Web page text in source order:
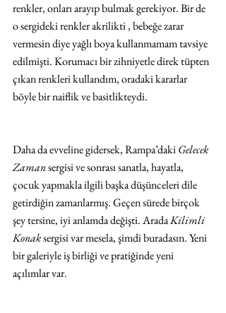
renkler, onları arayıp bulmak gerekiyor. Bir de
o sergideki renkler akrilikti , bebeğe zarar
vermesin diye yağlı boya kullanmamam tavsiye
edilmişti. Korumacı bir zihniyetle direk tüpten
çıkan renkleri kullandım, oradaki kararlar
böyle bir naiflik ve basitlikteydi.
Daha da evveline gidersek, Rampa’daki Gelecek
Zaman sergisi ve sonrası sanatla, hayatla,
çocuk yapmakla ilgili başka düşünceleri dile
getirdiğin zamanlarmış. Geçen sürede birçok
şey tersine, iyi anlamda değişti. Arada Kilimli
Konak sergisi var mesela, şimdi buradasın. Yeni
bir galeriyle iş birliği ve pratiğinde yeni
açılımlar var.